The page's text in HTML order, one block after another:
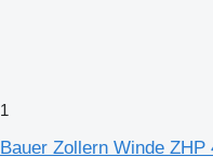
1
Bauer Zollern Winde ZHP